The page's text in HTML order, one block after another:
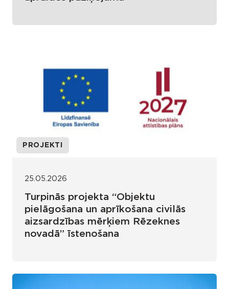
PROJEKTI
25.05.2026
Turpinās projekta “Objektu
pielāgošana un aprīkošana civilās
aizsardzības mērķiem Rēzeknes
novadā” īstenošana